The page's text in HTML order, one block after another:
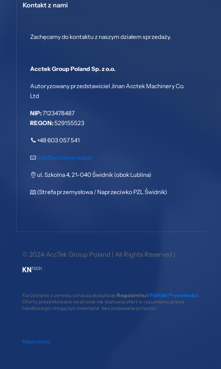
Kontakt z nami
Zachęcamy do kontaktu z naszym działem sprzedaży.
Acctek Group Poland Sp. z o.o.
Autoryzowany przedstawiciel Jinan Acctek Machinery Co.
Ltd
NIP:7123478487
REGON:529155523
+48 603 057 541
info@acctekgroup.pl
ul. Szkolna 4, 21-040 Świdnik (obok Lublina)
(Strefa przemysłowa / Naprzeciwko PZL Świdnik)
© 2024 AccTek Group Poland | All Rights Reserved |
Korzystanie z serwisu oznacza akceptacje Regulaminu i Polityki Prywatności
Oferty prezentowane na stronie nie stanowią ofert w rozumieniu prawa
handlowego i mogą być zmienione bez podawania przyczyn.
Mapa strony